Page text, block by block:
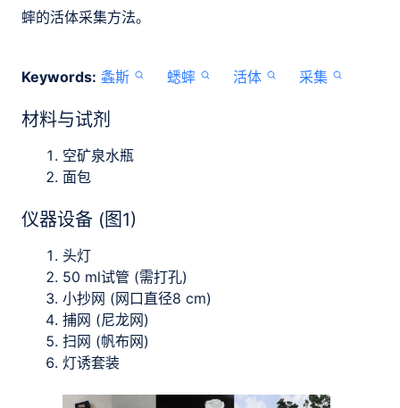
蟀的活体采集方法。
Keywords: 螽斯 蟋蟀 活体 采集
材料与试剂
空矿泉水瓶
面包
仪器设备 (图1)
头灯
50 ml试管 (需打孔)
小抄网 (网口直径8 cm)
捕网 (尼龙网)
扫网 (帆布网)
灯诱套装